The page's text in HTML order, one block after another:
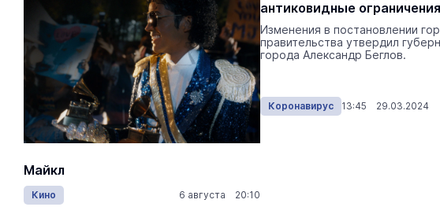
Майкл
Кино 6 августа 20:10
осенью
Об этом заявила руководитель
Роспотребнадзора РФ Анна Попова.
Коронавирус 13:37 11.06.2024
антиковидные ограничения
Изменения в постановлении
правительства утвердил
города Александр Беглов.
Коронавирус 13:45 29.03.2024